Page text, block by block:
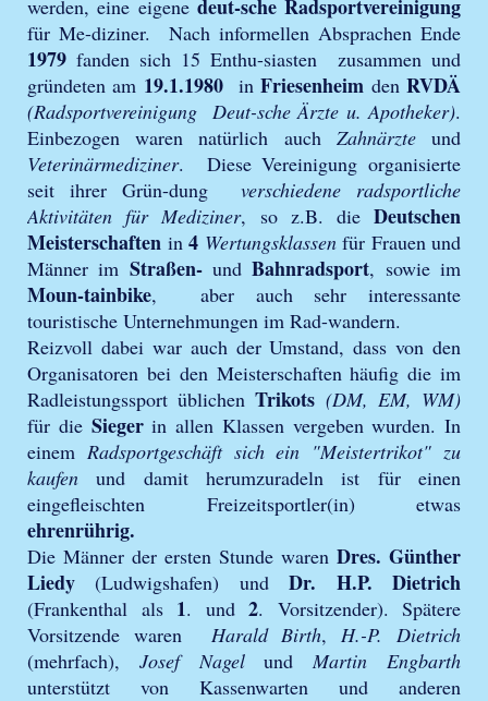
werden, eine eigene deut-sche Radsportvereinigung
für Me-diziner. Nach informellen Absprachen Ende
1979 fanden sich 15 Enthu-siasten zusammen und
gründeten am 19.1.1980 inFriesenheim denRVDÄ
(Radsportvereinigung Deut-sche Ärzte u. Apotheker).
Einbezogen waren natürlich auch Zahnärzteund
Veterinärmediziner. Diese Vereinigung organisierte
seit ihrer Grün-dung verschiedene radsportliche
Aktivitäten für Mediziner, so z.B. dieDeutschen
Meisterschaften in 4 Wertungsklassenfür Frauen und
Männer im Straßen-undBahnradsport, sowie im
Moun-tainbike, aber auch sehr interessante
touristische Unternehmungen im Rad-wandern.
Reizvoll dabei war auch der Umstand, dass von den
Organisatoren bei den Meisterschaften häufig die im
Radleistungssport üblichenTrikots (DM, EM, WM)
für die Siegerin allen Klassen vergeben wurden. In
einem Radsportgeschäft sich ein "Meistertrikot" zu
kaufen und damit herumzuradeln ist für einen
eingefleischten Freizeitsportler(in) etwas
ehrenrührig.
Die Männer der ersten Stunde waren Dres. Günther
Liedy (Ludwigshafen) undDr. H.P. Dietrich
(Frankenthal als 1. und 2. Vorsitzender). Spätere
Vorsitzende waren Harald Birth,H.-P. Dietrich
(mehrfach), Josef NagelundMartin Engbarth
unterstützt von Kassenwarten und anderen